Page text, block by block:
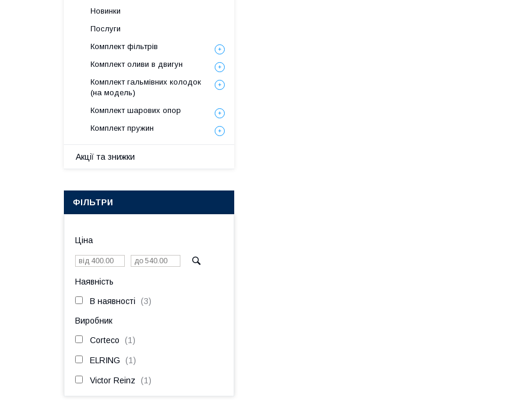
Новинки
Послуги
Комплект фільтрів
Комплект оливи в двигун
Комплект гальмівних колодок
(на модель)
Комплект шарових опор
Комплект пружин
Акції та знижки
ФІЛЬТРИ
Ціна
Наявність
В наявності 3
Виробник
Corteco 1
ELRING 1
Victor Reinz 1